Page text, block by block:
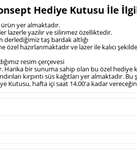
Hediye Kutusu İle
yer almaktadır.
lazerle yazılır ve silinmez özelliktedir.
derlediğimiz taş bardak altlığı
hazırlanmaktadır ve lazer ile kalıcı şekilde
resim çerçevesi
Harika bir sunuma sahip olan bu özel
kırpıntı süs kağıtları yer
Kutusu, hafta içi saat 14.00'a kadar